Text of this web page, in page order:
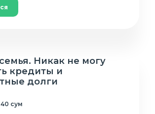
Никак не могу
кредиты и
долги
сум